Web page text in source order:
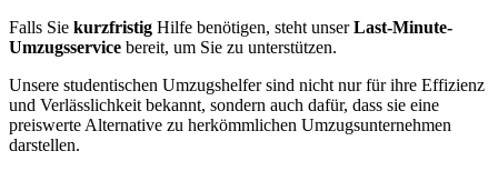
Falls Sie kurzfristig Hilfe benötigen, steht unserLast-Minute-
Umzugsservice bereit, um Sie zu unterstützen.
Unsere studentischen Umzugshelfer sind nicht nur für ihre Effizienz
und Verlässlichkeit bekannt, sondern auch dafür, dass sie eine
preiswerte Alternative zu herkömmlichen Umzugsunternehmen
darstellen.